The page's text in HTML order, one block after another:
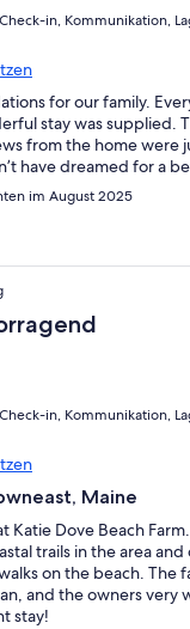
in, Kommunikation,
for our family.
stay was supplied.
from the home were
have dreamed for a
im August 2025
in, Kommunikation,
Maine
Katie Dove Beach
trails in the area
on the beach. The
and the owners very
stay!